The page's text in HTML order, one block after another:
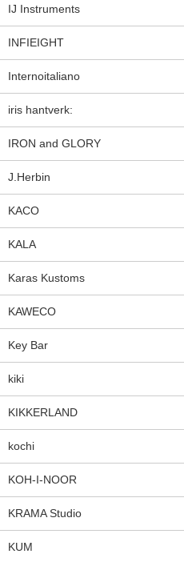
IJ Instruments
INFIEIGHT
Internoitaliano
iris hantverk:
IRON and GLORY
J.Herbin
KACO
KALA
Karas Kustoms
KAWECO
Key Bar
kiki
KIKKERLAND
kochi
KOH-I-NOOR
KRAMA Studio
KUM